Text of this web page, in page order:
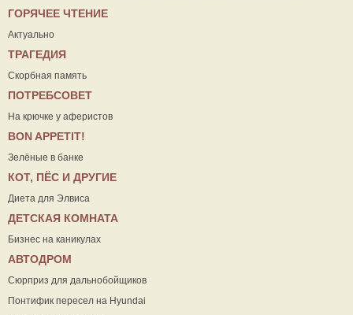
ГОРЯЧЕЕ ЧТЕНИЕ
Актуально
ТРАГЕДИЯ
Скорбная память
ПОТРЕБСОВЕТ
На крючке у аферистов
ВON APPETIT!
Зелёные в банке
КОТ, ПЁС И ДРУГИЕ
Диета для Элвиса
ДЕТСКАЯ КОМНАТА
Бизнес на каникулах
АВТОДРОМ
Сюрприз для дальнобойщиков
Понтифик пересел на Hyundai